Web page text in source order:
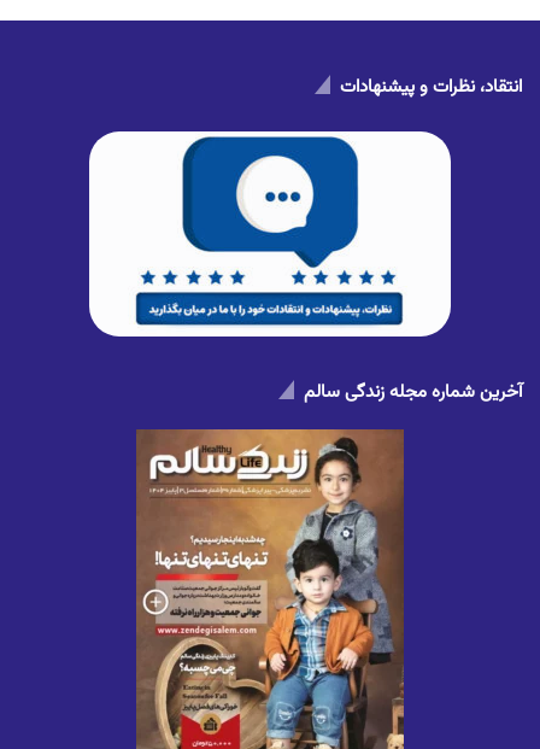
انتقاد، نظرات و پیشنهادات
آخرین شماره مجله زندگی سالم